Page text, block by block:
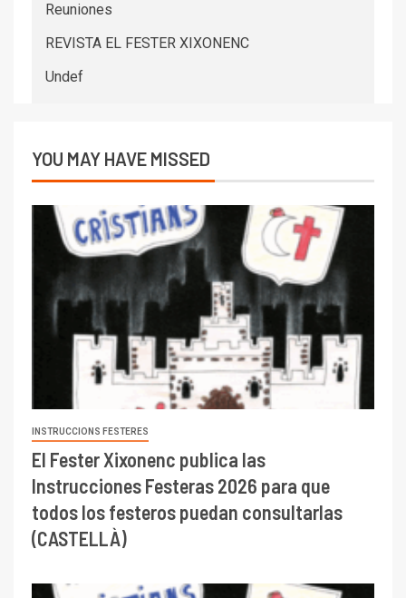
Reuniones
REVISTA EL FESTER XIXONENC
Undef
YOU MAY HAVE MISSED
INSTRUCCIONS FESTERES
El Fester Xixonenc publica las
Instrucciones Festeras 2026 para que
todos los festeros puedan consultarlas
(CASTELLÀ)